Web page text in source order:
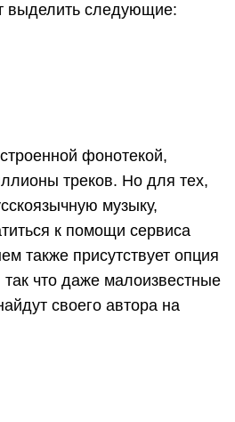
выделить следующие:
фонотекой,
треков. Но для тех,
музыку,
к помощи сервиса
также присутствует опция
что даже малоизвестные
своего автора на